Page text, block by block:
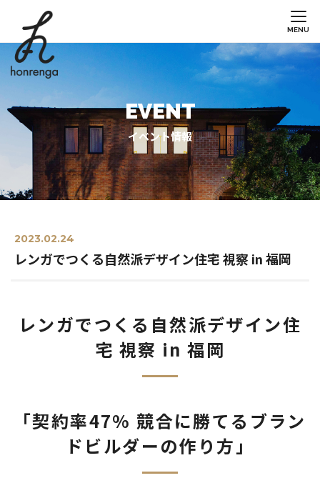
MENU
EVENT
イベント情報
2023.02.24
レンガでつくる自然派デザイン住宅 視察 in 福岡
レンガでつくる自然派デザイン住
宅 視察 in 福岡
「契約率47% 競合に勝てるブラン
ドビルダーの作り方」